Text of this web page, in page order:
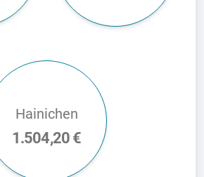
Hainichen
1.504,20 €